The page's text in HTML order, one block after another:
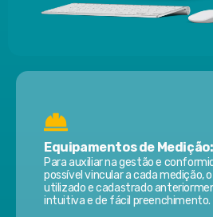
Equipamentos de Medição:
Para auxiliar na gestão e
possível vincular a cada medição,
utilizado e cadastrado
intuitiva e de fácil preenchimento.